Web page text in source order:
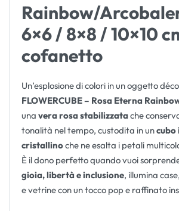
Rainbow/
6×6 / 8×8 / 10×10
cofanetto
Un’esplosione di colori in un oggetto
FLOWERCUBE – Rosa Eterna
una vera rosa stabilizzata che
tonalità nel tempo, custodita in uncubo
cristallinoche ne esalta i petali
È il dono perfetto quando vuoi
gioia, libertà e inclusione, illumina
e vetrine con un tocco pop e raffinato